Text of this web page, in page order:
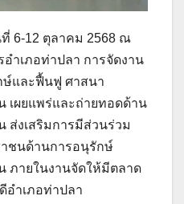
6-12 ตุลาคม 2568 ณ
ำเภอท่าปลา การจัดงาน
ษ์และฟื้นฟู ศาสนา
เผยแพร่และถ่ายทอดด้าน
งเสริมการมีส่วนร่วม
ชนด้านการอนุรักษ์
ภายในงานจัดให้มีตลาด
อำเภอท่าปลา